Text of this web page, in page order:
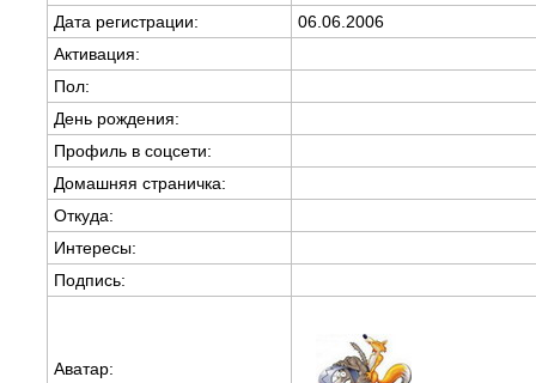
Дата регистрации:
06.06.2006
Активация:
Пол:
День рождения:
Профиль в соцсети:
Домашняя страничка:
Откуда:
Интересы:
Подпись:
Аватар: